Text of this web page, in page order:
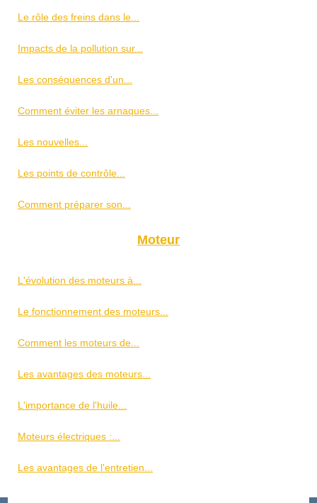
Le rôle des freins dans le...
Impacts de la pollution sur...
Les conséquences d'un...
Comment éviter les arnaques...
Les nouvelles...
Les points de contrôle...
Comment préparer son...
Moteur
L'évolution des moteurs à...
Le fonctionnement des moteurs...
Comment les moteurs de...
Les avantages des moteurs...
L'importance de l'huile...
Moteurs électriques :...
Les avantages de l'entretien...